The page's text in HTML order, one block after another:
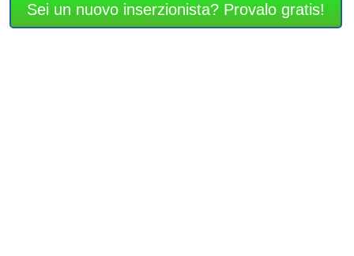
Sei un nuovo inserzionista? Provalo gratis!